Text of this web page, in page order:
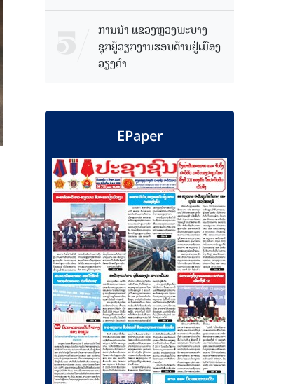
ການນຳ ແຂວງຫຼວງພະບາງ
ຊຸກຍູ້ວຽກງານຮອບດ້ານຢູ່ເມືອງ
ວຽງຄໍາ
EPaper